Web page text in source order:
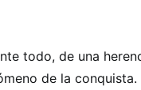
todo, de una
de la